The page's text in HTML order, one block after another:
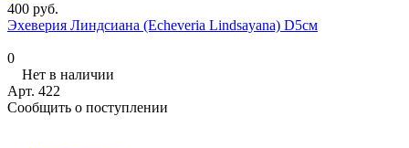
400 руб.
Эхеверия Линдсиана (Echeveria Lindsayana) D5см
0
Нет в наличии
Арт. 422
Сообщить о поступлении